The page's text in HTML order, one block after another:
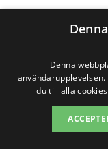
med hemstäd:
Mörbylånga
Borgholm
Kalmar
Denna
du till alla